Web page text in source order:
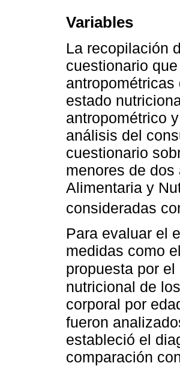
Variables
La recopilación
cuestionario
estado
antropométrico
análisis del
cuestionario
menores de
Alimentaria y
consideradas
Para evaluar el
medidas como
propuesta por
nutricional de
corporal por
fueron
estableció el
comparación